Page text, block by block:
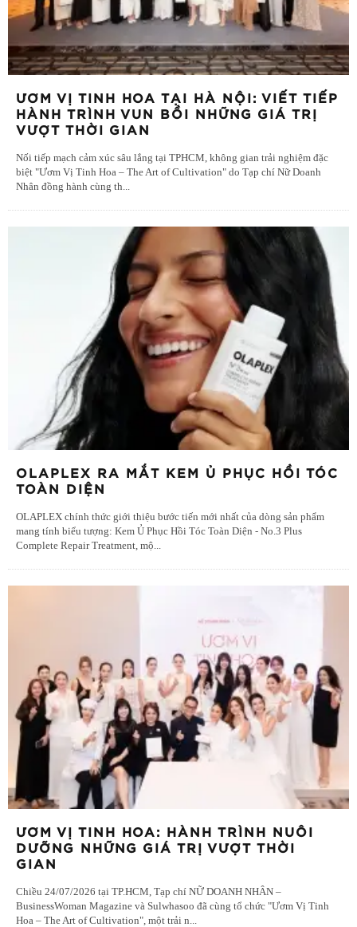
ƯƠM VỊ TINH HOA TẠI HÀ NỘI: VIẾT TIẾP
HÀNH TRÌNH VUN BỒI NHỮNG GIÁ TRỊ
VƯỢT THỜI GIAN
Nối tiếp mạch cảm xúc sâu lắng tại TPHCM, không gian trải nghiệm đặc
biệt "Ươm Vị Tinh Hoa – The Art of Cultivation" do Tạp chí Nữ Doanh
Nhân đồng hành cùng th...
OLAPLEX RA MẮT KEM Ủ PHỤC HỒI TÓC
TOÀN DIỆN
OLAPLEX chính thức giới thiệu bước tiến mới nhất của dòng sản phẩm
mang tính biểu tượng: Kem Ủ Phục Hồi Tóc Toàn Diện - No.3 Plus
Complete Repair Treatment, mộ...
ƯƠM VỊ TINH HOA: HÀNH TRÌNH NUÔI
DƯỠNG NHỮNG GIÁ TRỊ VƯỢT THỜI
GIAN
Chiều 24/07/2026 tại TP.HCM, Tạp chí NỮ DOANH NHÂN –
BusinessWoman Magazine và Sulwhasoo đã cùng tổ chức "Ươm Vị Tinh
Hoa – The Art of Cultivation", một trải n